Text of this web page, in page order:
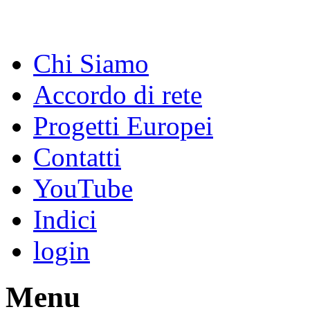
Chi Siamo
Accordo di rete
Progetti Europei
Contatti
YouTube
Indici
login
Menu